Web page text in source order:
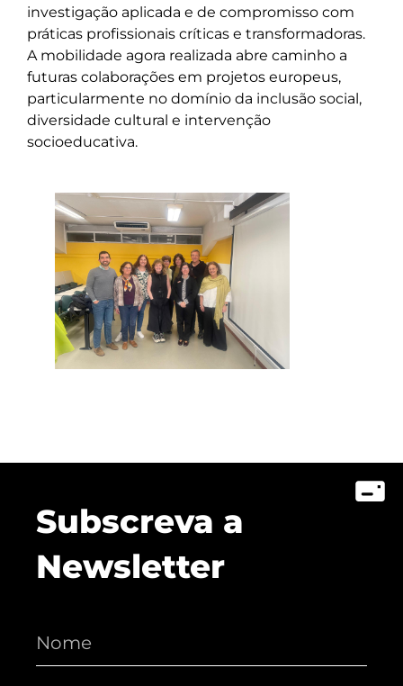
investigação aplicada e de compromisso com
práticas profissionais críticas e transformadoras.
A mobilidade agora realizada abre caminho a
futuras colaborações em projetos europeus,
particularmente no domínio da inclusão social,
diversidade cultural e intervenção
socioeducativa.
Subscreva a
Newsletter